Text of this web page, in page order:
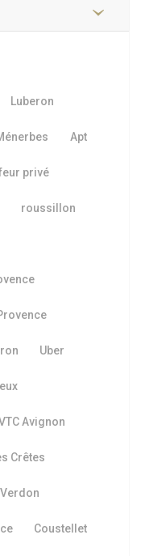
Luberon
Apt
privé
roussillon
Uber
Avignon
Crêtes
Coustellet